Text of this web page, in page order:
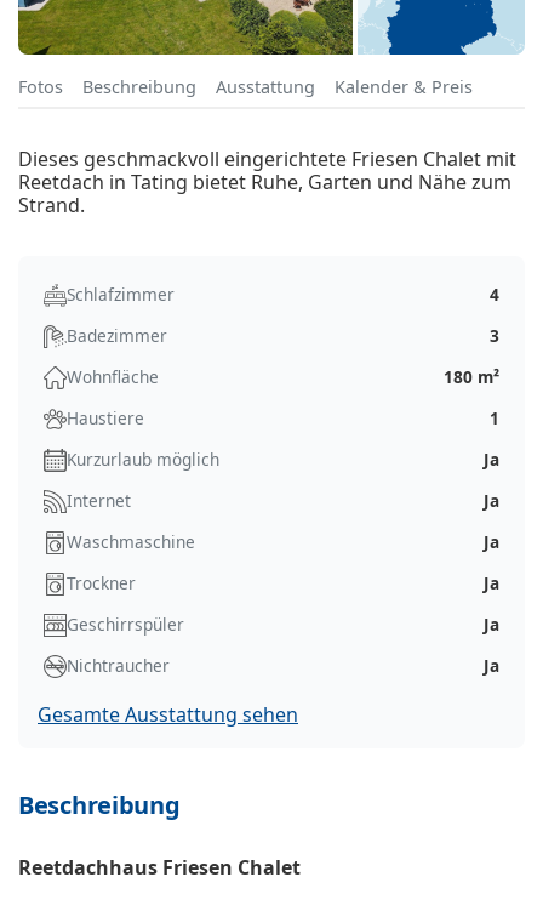
Fotos Beschreibung Ausstattung Kalender & Preis
Dieses geschmackvoll eingerichtete Friesen Chalet mit
Reetdach in Tating bietet Ruhe, Garten und Nähe zum
Strand.
Schlafzimmer
4
Badezimmer
3
Wohnfläche
180 m²
Haustiere
1
Kurzurlaub möglich
Ja
Internet
Ja
Waschmaschine
Ja
Trockner
Ja
Geschirrspüler
Ja
Nichtraucher
Ja
Gesamte Ausstattung sehen
Beschreibung
Reetdachhaus Friesen Chalet